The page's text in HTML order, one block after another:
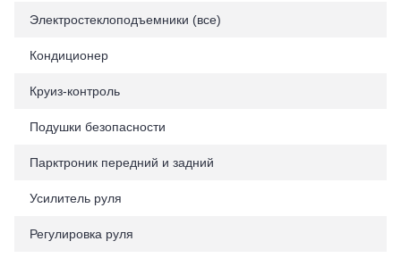
Электростеклоподъемники (все)
Кондиционер
Круиз-контроль
Подушки безопасности
Парктроник передний и задний
Усилитель руля
Регулировка руля